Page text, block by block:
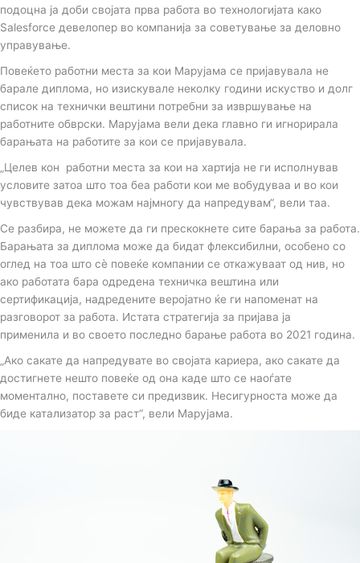
подоцна ја доби својата прва работа во технологијата како
Salesforce девелопер во компанија за советување за деловно
управување.
Повеќето работни места за кои Марујама се пријавувала не
барале диплома, но изискувале неколку години искуство и долг
список на технички вештини потребни за извршување на
работните обврски. Марујама вели дека главно ги игнорирала
барањата на работите за кои се пријавувала.
„Целев кон работни места за кои на хартија не ги исполнував
условите затоа што тоа беа работи кои ме вобудуваа и во кои
чувствував дека можам најмногу да напредувам“, вели таа.
Се разбира, не можете да ги прескокнете сите барања за работа.
Барањата за диплома може да бидат флексибилни, особено со
оглед на тоа што сè повеќе компании се откажуваат од нив, но
ако работата бара одредена техничка вештина или
сертификација, надредените веројатно ќе ги напоменат на
разговорот за работа. Истата стратегија за пријава ја
применила и во своето последно барање работа во 2021 година.
„Ако сакате да напредувате во својата кариера, ако сакате да
достигнете нешто повеќе од она каде што се наоѓате
моментално, поставете си предизвик. Несигурноста може да
биде катализатор за раст“, вели Марујама.